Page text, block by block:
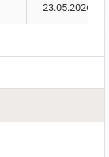
23.05.2026